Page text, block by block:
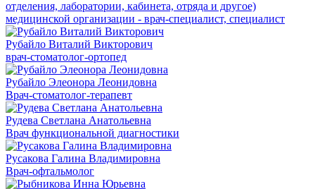
отделения, лаборатории, кабинета, отряда и другое)
медицинской организации - врач-специалист, специалист
Рубайло Виталий Викторович
врач-стоматолог-ортопед
Рубайло Элеонора Леонидовна
Врач-стоматолог-терапевт
Рудева Светлана Анатольевна
Врач функциональной диагностики
Русакова Галина Владимировна
Врач-офтальмолог